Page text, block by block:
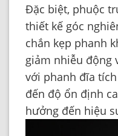
Đặc biệt, phuộc
thiết kế góc
chắn kẹp phanh
giảm nhiễu động
với phanh đĩa
đến độ ổn định
hưởng đến hiệu